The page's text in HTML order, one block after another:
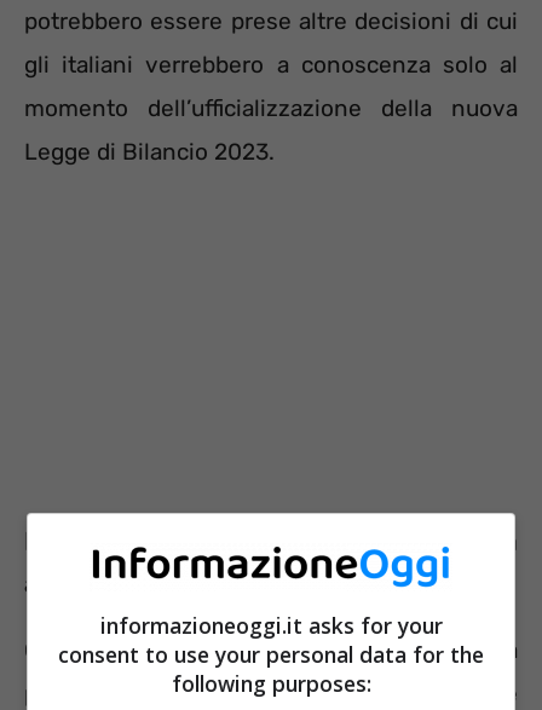
potrebbero essere prese altre decisioni di cui
gli italiani verrebbero a conoscenza solo al
momento dell’ufficializzazione della nuova
Legge di Bilancio 2023.
Le previsioni nei prossimi mesi, cosa
accadrà alle bollette degli italiani
Qualsiasi cittadino alla domanda “cosa
prevedi nei prossimi mesi?” risponderebbe
informazioneoggi.it asks for your
consent to use your personal data for the
following purposes: